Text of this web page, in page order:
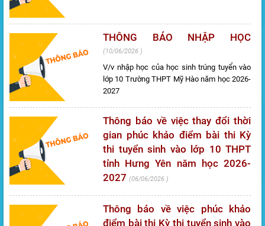
THÔNG BÁO NHẬP HỌC
10/06/2026
V/v nhập học của học sinh trúng tuyển vào
lớp 10 Trường THPT Mỹ Hào năm học 2026-
2027
Thông báo về việc thay đổi thời
gian phúc khảo điểm bài thi Kỳ
thi tuyển sinh vào lớp 10 THPT
tỉnh Hưng Yên năm học 2026-
2027
06/06/2026
Thông báo về việc phúc khảo
điểm bài thi Kỳ thi tuyển sinh vào